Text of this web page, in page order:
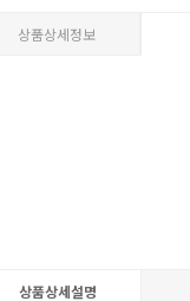
상품상세정보
상품상세설명